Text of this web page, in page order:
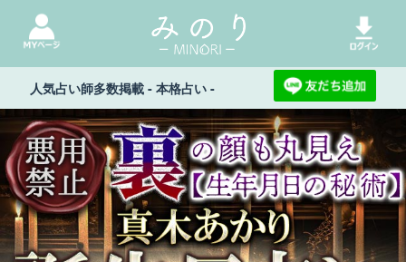
人気占い師多数掲載 - 本格占い -